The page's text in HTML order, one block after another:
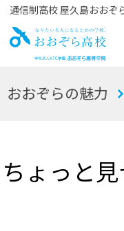
通信制高校 屋久島おおぞ
お
おおぞらの魅力
ちょっと